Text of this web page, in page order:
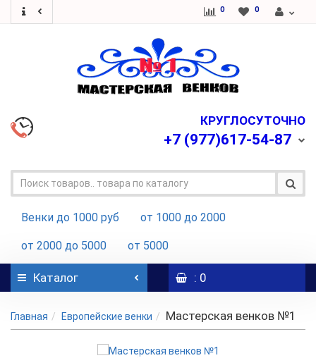
0 0
КРУГЛОСУТОЧНО
+7 (977)617-54-87
Венки до 1000 руб от 1000 до 2000
от 2000 до 5000 от 5000
Каталог : 0
Главная Европейские венки Мастерская венков №1